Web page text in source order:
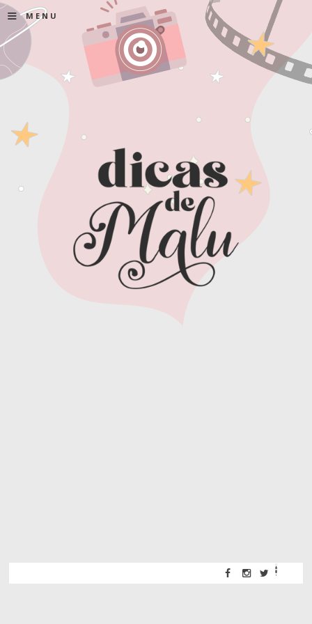
≡ MENU